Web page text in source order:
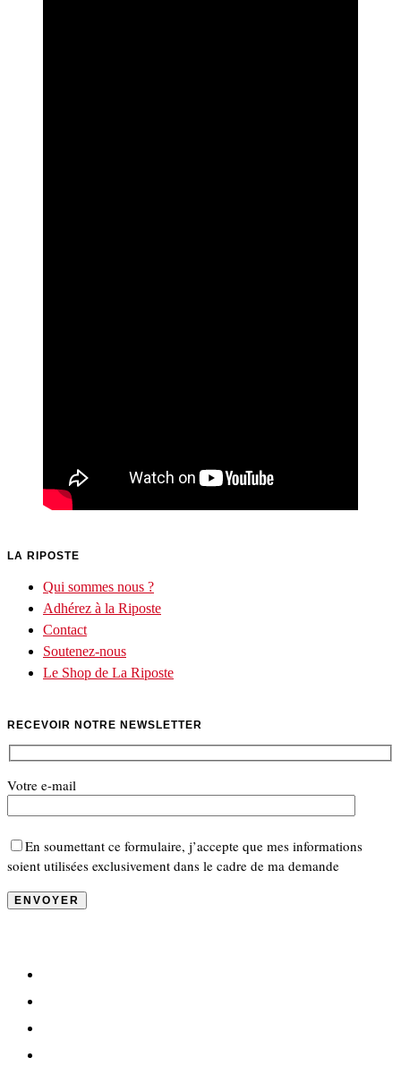
LA RIPOSTE
Qui sommes nous ?
Adhérez à la Riposte
Contact
Soutenez-nous
Le Shop de La Riposte
RECEVOIR NOTRE NEWSLETTER
Votre e-mail
En soumettant ce formulaire, j’accepte que mes informations
soient utilisées exclusivement dans le cadre de ma demande